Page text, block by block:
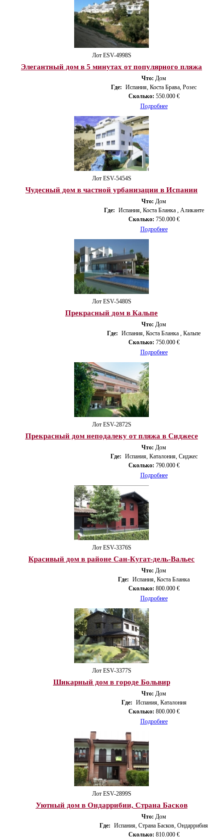
Лот ESV-4998S
Элегантный дом в 5 минутах от популярного пляжа
Что: Дом
Где: Испания, Коста Брава, Розес
Сколько: 550.000 €
Подробнее
Лот ESV-5454S
Чудесный дом в частной урбанизации в Испании
Что: Дом
Где: Испания, Коста Бланка , Аликанте
Сколько: 750.000 €
Подробнее
Лот ESV-5480S
Прекрасный дом в Кальпе
Что: Дом
Где: Испания, Коста Бланка , Кальпе
Сколько: 750.000 €
Подробнее
Лот ESV-2872S
Прекрасный дом неподалеку от пляжа в Сиджесе
Что: Дом
Где: Испания, Каталония, Сиджес
Сколько: 790.000 €
Подробнее
Лот ESV-3376S
Красивый дом в районе Сан-Кугат-дель-Вальес
Что: Дом
Где: Испания, Коста Бланка
Сколько: 800.000 €
Подробнее
Лот ESV-3377S
Шикарный дом в городе Больвир
Что: Дом
Где: Испания, Каталония
Сколько: 800.000 €
Подробнее
Лот ESV-2899S
Уютный дом в Ондаррибии, Страна Басков
Что: Дом
Где: Испания, Страна Басков, Ондаррибия
Сколько: 810.000 €